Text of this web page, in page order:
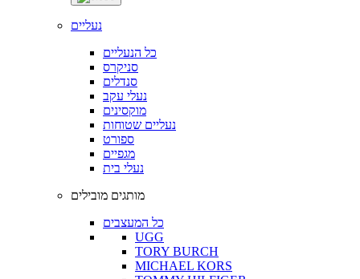
נעליים
כל הנעליים
סניקרס
סנדלים
נעלי עקב
מוקסינים
נעליים שטוחות
ספורט
מגפיים
נעלי בית
מותגים מובילים
כל המעצבים
UGG
TORY BURCH
MICHAEL KORS